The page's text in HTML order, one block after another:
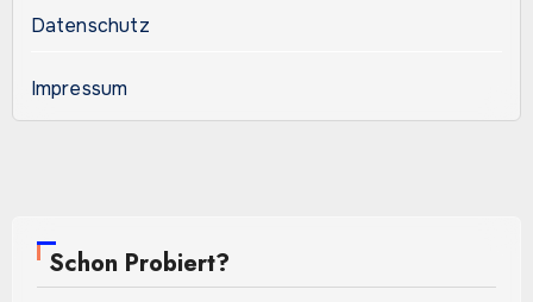
Datenschutz
Impressum
Schon Probiert?